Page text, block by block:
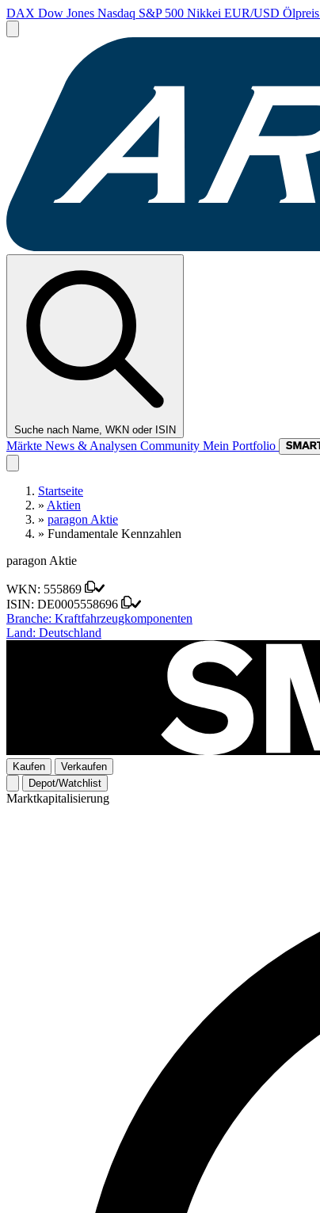
DAX Dow Jones Nasdaq S&P 500 Nikkei EUR/USD Ölpreis
Suche nach Name, WKN oder ISIN
Märkte News & Analysen Community Mein Portfolio
Startseite
» Aktien
» paragon Aktie
» Fundamentale Kennzahlen
paragon Aktie
WKN: 555869
ISIN: DE0005558696
Branche: Kraftfahrzeugkomponenten
Land: Deutschland
Kaufen
Verkaufen
Depot/Watchlist
Marktkapitalisierung